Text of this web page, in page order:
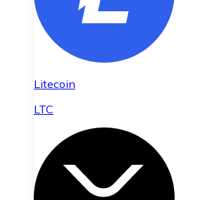
Litecoin
LTC